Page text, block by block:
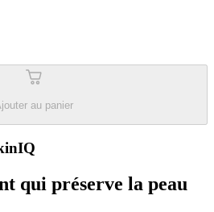
au panier
qui préserve la peau